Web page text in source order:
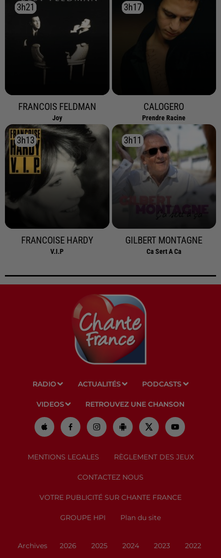
3h21
3h21
FRANCOIS FELDMAN
Joy
3h17
3h17
CALOGERO
Prendre Racine
3h13
3h13
FRANCOISE HARDY
V.i.p
3h11
3h11
GILBERT MONTAGNE
Ca Sert A Ca
RADIO ACTUALITÉS PODCASTS
VIDEOS RETROUVEZ UNE CHANSON
MENTIONS LEGALES RÈGLEMENT DES JEUX
CONTACTEZ NOUS
VOTRE PUBLICITÉ SUR CHANTE FRANCE
GROUPE HPI Plan du site
Archives 2026 2025 2024 2023 2022